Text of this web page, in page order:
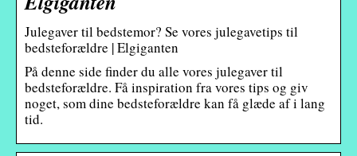
Julegaver til bedstemor? Se vores julegavetips til
bedsteforældre | Elgiganten
På denne side finder du alle vores julegaver til
bedsteforældre. Få inspiration fra vores tips og giv
noget, som dine bedsteforældre kan få glæde af i lang
tid.